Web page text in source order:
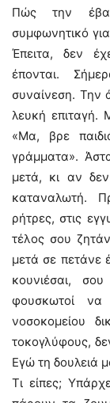
Πώς την
συμφωνητικό
Έπειτα, δεν
έπονται.
συναίνεση. Την
λευκή επιταγή.
«Μα, βρε
γράμματα».
μετά, κι αν
καταναλωτή.
ρήτρες, στις
τέλος σου
μετά σε πετάνε
κουνιέσαι,
φουσκωτοί
νοσοκομείου
τοκογλύφους,
Εγώ τη δουλειά
Τι είπες;